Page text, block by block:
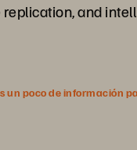
and
un poco de información